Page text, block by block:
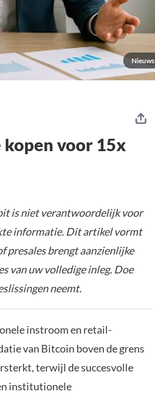
Nieuws
voor 15x
is niet verantwoordelijk voor
informatie. Dit artikel vormt
presales brengt aanzienlijke
van uw volledige inleg. Doe
neemt.
instroom en retail-
van Bitcoin boven de grens
terwijl de succesvolle
institutionele